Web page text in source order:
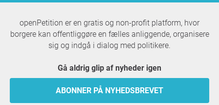
openPetition er en gratis og non-profit platform, hvor
borgere kan offentliggøre en fælles anliggende, organisere
sig og indgå i dialog med politikere.
Gå aldrig glip af nyheder igen
ABONNER PÅ NYHEDSBREVET